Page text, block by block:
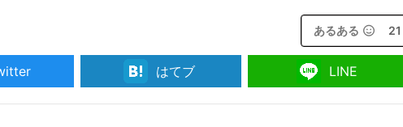
あるある 21
はてブ LINE